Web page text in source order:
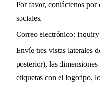
Por favor, contáctenos por
sociales.
Correo electrónico:
Envíe tres vistas laterales
posterior), las dimensiones
etiquetas con el logotipo,